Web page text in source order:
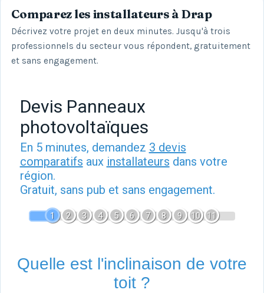
Comparez les installateurs à Drap
Décrivez votre projet en deux minutes. Jusqu'à trois
professionnels du secteur vous répondent, gratuitement
et sans engagement.
Devis Panneaux
photovoltaïques
En 5 minutes, demandez 3 devis
comparatifs aux installateurs dans votre
région.
Gratuit, sans pub et sans engagement.
1 2 3 4 5 6 7 8 9 10 11
Quelle est l'inclinaison de votre
toit ?